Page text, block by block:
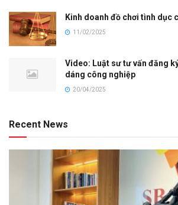
Kinh doanh đồ chơi tình dục
11/02/2025
Video: Luật sư tư vấn đăng
dáng công nghiệp
20/04/2025
Recent News